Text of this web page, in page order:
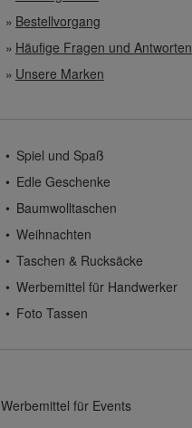
Bestellvorgang
Häufige Fragen und Antworten
Unsere Marken
Spiel und Spaß
Edle Geschenke
Baumwolltaschen
Weihnachten
Taschen & Rucksäcke
Werbemittel für Handwerker
Foto Tassen
Werbemittel für Events